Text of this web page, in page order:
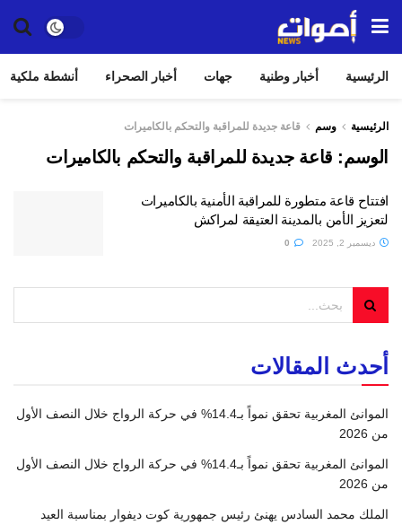
الرئيسية أخبار وطنية جهات أخبار الصحراء أنشطة ملكية
الرئيسية وسم قاعة جديدة للمراقبة والتحكم بالكاميرات
الوسم: قاعة جديدة للمراقبة والتحكم بالكاميرات
افتتاح قاعة متطورة للمراقبة الأمنية بالكاميرات
لتعزيز الأمن بالمدينة العتيقة لمراكش
ديسمبر 2, 2025
أحدث المقالات
الموانئ المغربية تحقق نمواً بـ14.4% في حركة الرواج خلال النصف الأول
من 2026
الموانئ المغربية تحقق نمواً بـ14.4% في حركة الرواج خلال النصف الأول
من 2026
الملك محمد السادس يهنئ رئيس جمهورية كوت ديفوار بمناسبة العيد